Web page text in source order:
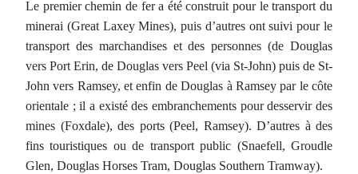
Le premier chemin de fer a été construit pour le transport du
minerai (Great Laxey Mines), puis d’autres ont suivi pour le
transport des marchandises et des personnes (de Douglas
vers Port Erin, de Douglas vers Peel (via St-John) puis de St-
John vers Ramsey, et enfin de Douglas à Ramsey par le côte
orientale ; il a existé des embranchements pour desservir des
mines (Foxdale), des ports (Peel, Ramsey). D’autres à des
fins touristiques ou de transport public (Snaefell, Groudle
Glen, Douglas Horses Tram, Douglas Southern Tramway).